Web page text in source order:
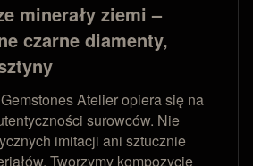
minerały ziemi –
czarne diamenty,
Atelier opiera się na
surowców. Nie
imitacji ani sztucznie
Tworzymy kompozycje